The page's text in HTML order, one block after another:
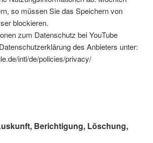
so müssen Sie das Speichern von
blockieren.
zum Datenschutz bei YouTube
des Anbieters unter:
intl/de/policies/privacy/
Berichtigung, Löschung,